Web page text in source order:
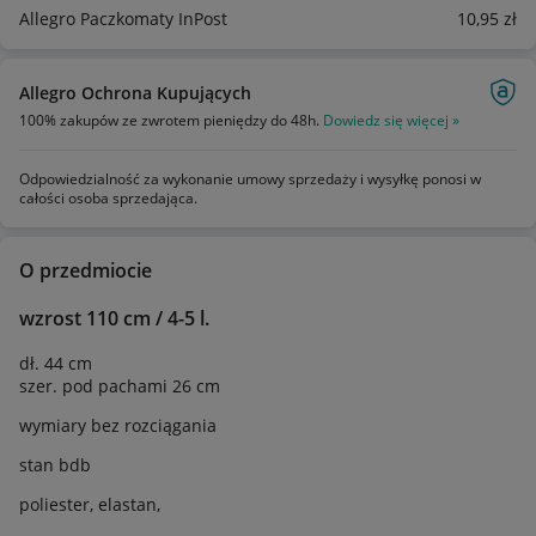
Allegro Paczkomaty InPost 10,95 zł
Allegro Ochrona Kupujących
100% zakupów ze zwrotem pieniędzy do 48h. Dowiedz się więcej »
Odpowiedzialność za wykonanie umowy sprzedaży i wysyłkę ponosi w
całości osoba sprzedająca.
O przedmiocie
wzrost 110 cm / 4-5 l.
dł. 44 cm
szer. pod pachami 26 cm
wymiary bez rozciągania
stan bdb
poliester, elastan,